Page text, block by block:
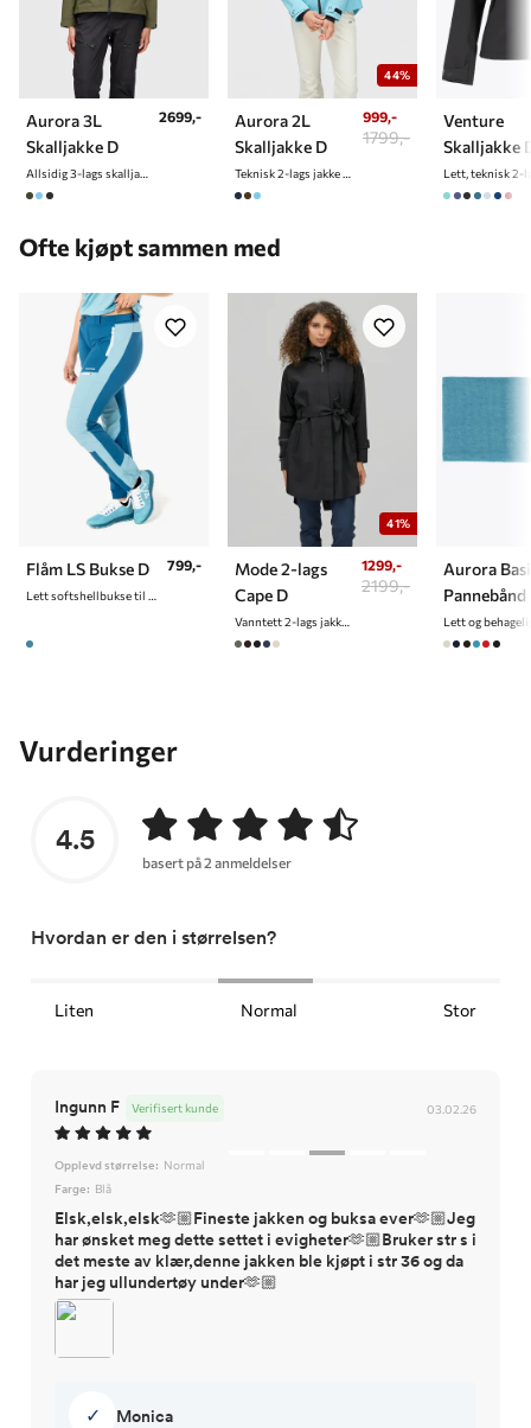
Aurora 3L
Skalljakke D
Allsidig 3-lags skalljakke til dame
2699,-
44%
Aurora 2L
Skalljakke D
Teknisk 2-lags jakke til dame
999,-
1799,-
Venture
Skalljakke
Ofte kjøpt sammen med
Flåm LS Bukse D
Lett softshellbukse til dame
799,-
41%
Mode 2-lags
Cape D
Vanntett 2-lags jakke/cape til dame
1299,-
2199,-
Aurora
Pannebånd
Vurderinger
4.5
basert på 2 anmeldelser
Hvordan er den i størrelsen?
Liten Normal Stor
Ingunn F 03.02.26
Verifisert kunde
Opplevd størrelse: Normal
Farge: Blå
Elsk,elsk,elsk🫶🏼Fineste jakken og buksa ever🫶🏼Jeg
har ønsket meg dette settet i evigheter🫶🏼Bruker str s i
det meste av klær,denne jakken ble kjøpt i str 36 og da
har jeg ullundertøy under🫶🏼
✓
Monica